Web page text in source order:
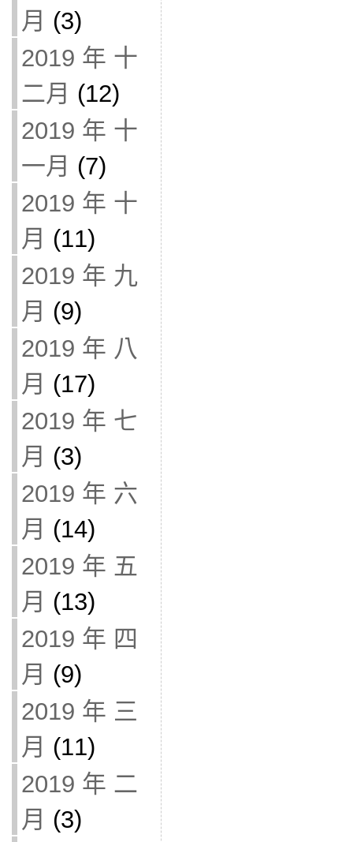
月 (3)
2019 年 十
二月 (12)
2019 年 十
一月 (7)
2019 年 十
月 (11)
2019 年 九
月 (9)
2019 年 八
月 (17)
2019 年 七
月 (3)
2019 年 六
月 (14)
2019 年 五
月 (13)
2019 年 四
月 (9)
2019 年 三
月 (11)
2019 年 二
月 (3)